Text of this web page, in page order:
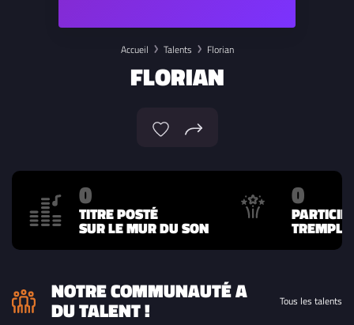
Accueil Talents Florian
FLORIAN
0
TITRE POSTÉ
SUR LE MUR DU SON
0
NOTRE COMMUNAUTÉ A
DU TALENT ! Tous les talents